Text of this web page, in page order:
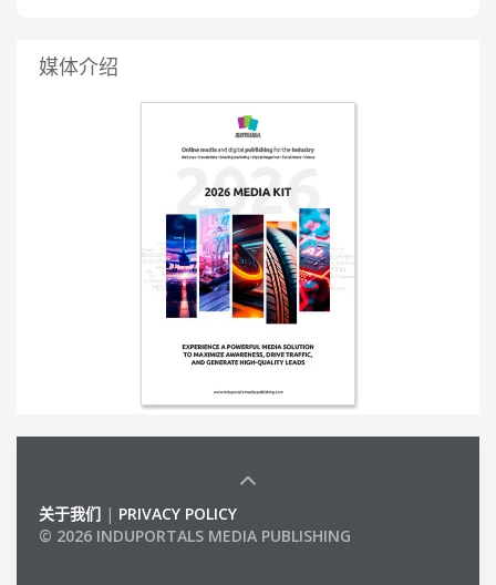
媒体介绍
关于我们 | PRIVACY POLICY
© 2026 INDUPORTALS MEDIA PUBLISHING